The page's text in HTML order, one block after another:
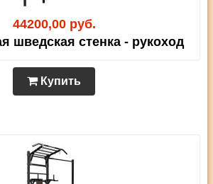
44200,00 руб.
шведская стенка - рукоход
Купить